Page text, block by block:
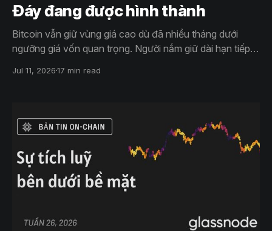
Đáy đang được hình thành
Bitcoin vẫn giữ vùng giá cao dù đã nhiều tháng dưới
ngưỡng giá vốn quan trọng. Người nắm giữ dài hạn tiếp
sinh đã giảm đòn bẩy, quyền chọn vẫn nghiêng về
Jul 11, 202617 min read